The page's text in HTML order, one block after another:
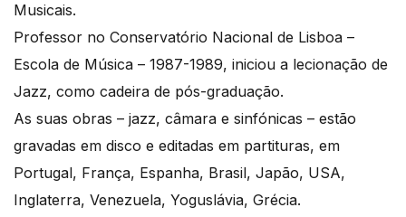
Musicais.
Professor no Conservatório Nacional de Lisboa –
Escola de Música – 1987-1989, iniciou a lecionação de
Jazz, como cadeira de pós-graduação.
As suas obras – jazz, câmara e sinfónicas – estão
gravadas em disco e editadas em partituras, em
Portugal, França, Espanha, Brasil, Japão, USA,
Inglaterra, Venezuela, Yoguslávia, Grécia.